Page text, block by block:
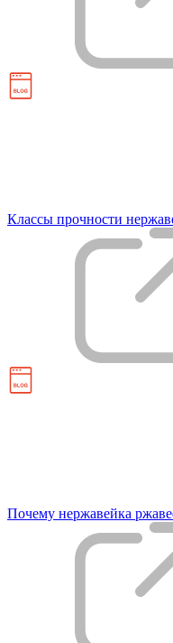
Классы прочности
Почему нержавейка